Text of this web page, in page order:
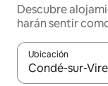
Descubre
harán sentir
Ubicación
Cuando los